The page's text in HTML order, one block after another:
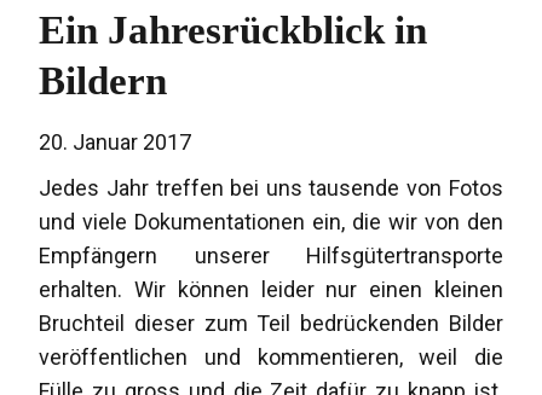
Ein Jahresrückblick in
Bildern
20. Januar 2017
Jedes Jahr treffen bei uns tausende von Fotos
und viele Dokumentationen ein, die wir von den
Empfängern unserer Hilfsgütertransporte
erhalten. Wir können leider nur einen kleinen
Bruchteil dieser zum Teil bedrückenden Bilder
veröffentlichen und kommentieren, weil die